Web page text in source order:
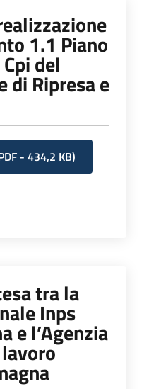
1.1 Piano
del
di Ripresa e
- 434,2 KB)
tra la
Inps
e l’Agenzia